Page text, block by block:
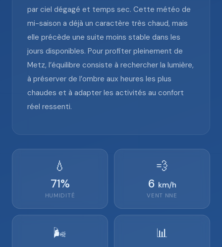
par ciel dégagé et temps sec. Cette météo de
mi-saison a déjà un caractère très chaud, mais
elle précède une suite moins stable dans les
jours disponibles. Pour profiter pleinement de
Metz, l’équilibre consiste à rechercher la lumière,
à préserver de l’ombre aux heures les plus
chaudes et à adapter les activités au confort
réel ressenti.
💧
71%
HUMIDITÉ
💨
6 km/h
VENT NNE
🌬️ 📊